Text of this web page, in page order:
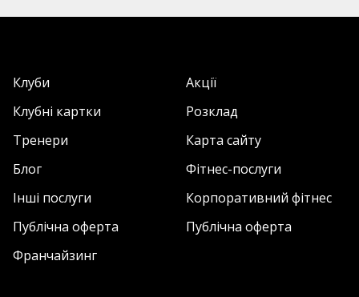
якої доступної категорії у відповідному фітнес-клубі
такого споживача, нараховується бонус у вигляді
надання додаткових 30 календарних днів до строку
телефоном. Вартість дзвінків згідно з тарифами
Вашого оператора зв’язку.
Клуби
Акції
Клубні картки
Розклад
Тренери
Карта сайту
Блог
Фітнес-послуги
Інші послуги
Корпоративний фітнес
Публічна оферта
Публічна оферта
Франчайзинг